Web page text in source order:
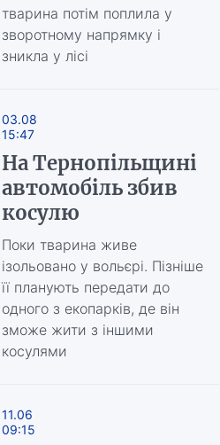
тварина потім поплила у
зворотному напрямку і
зникла у лісі
03.08
15:47
На Тернопільщині
автомобіль збив
косулю
Поки тварина живе
ізольовано у вольєрі. Пізніше
її планують передати до
одного з екопарків, де він
зможе жити з іншими
косулями
11.06
09:15